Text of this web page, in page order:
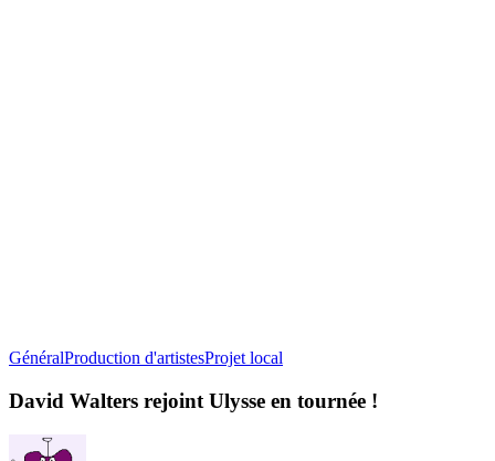
GénéralProduction d'artistesProjet local
rejoint
David Walters rejoint Ulysse en tournée !